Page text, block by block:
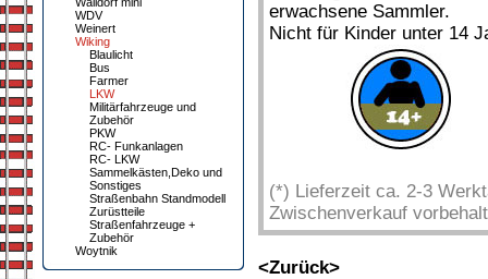
WDV
Weinert
Wiking
Blaulicht
Bus
Farmer
LKW
Militärfahrzeuge und
Zubehör
PKW
RC- Funkanlagen
RC- LKW
Sammelkästen,Deko und
Sonstiges
Straßenbahn Standmodell
Zurüstteile
Straßenfahrzeuge +
Zubehör
Woytnik
erwachsene Sammler.
Nicht für Kinder unter 14
(*) Lieferzeit ca. 2-3
Zwischenverkauf
<Zurück>